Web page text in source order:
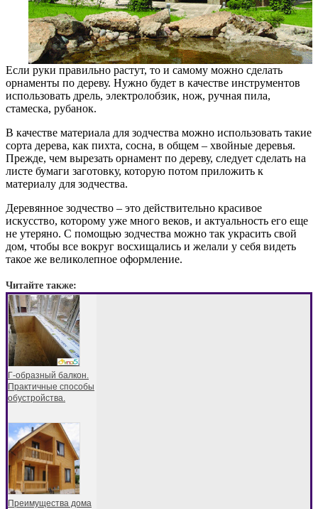
Если руки правильно растут, то и самому можно сделать
орнаменты по дереву. Нужно будет в качестве инструментов
использовать дрель, электролобзик, нож, ручная пила,
стамеска, рубанок.
В качестве материала для зодчества можно использовать такие
сорта дерева, как пихта, сосна, в общем – хвойные деревья.
Прежде, чем вырезать орнамент по дереву, следует сделать на
листе бумаги заготовку, которую потом приложить к
материалу для зодчества.
Деревянное зодчество – это действительно красивое
искусство, которому уже много веков, и актуальность его еще
не утеряно. С помощью зодчества можно так украсить свой
дом, чтобы все вокруг восхищались и желали у себя видеть
такое же великолепное оформление.
Читайте также:
Г-образный балкон.
Практичные способы
обустройства.
Преимущества дома